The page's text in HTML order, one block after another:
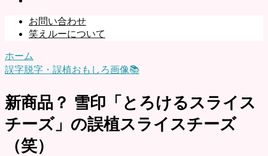
お問い合わせ
笑えルーについて
ホーム
誤字脱字・誤植おもしろ画像📚
新商品？ 雪印「とろけるスライス
チーズ」の誤植スライスチーズ
（笑）